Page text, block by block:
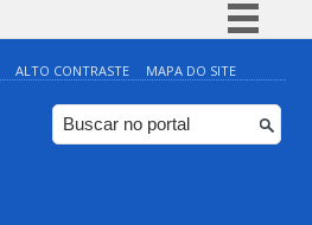
Simplifique!
Comunica BR
Participe
ALTO CONTRASTE MAPA DO SITE